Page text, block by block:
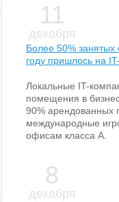
11
декабря
Более 50% занятых
году пришлось на
Локальные IT-
помещения в
90% арендованных
международные
офисам класса А.
8
декабря